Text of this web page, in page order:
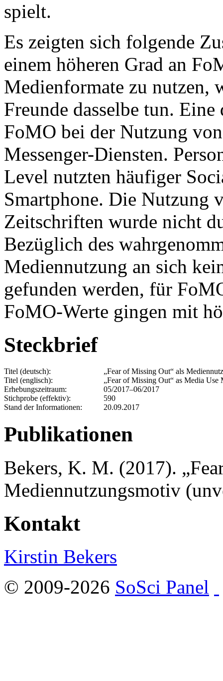
spielt.
Es zeigten sich folgende
einem höheren Grad an
Medienformate zu nutzen,
Freunde dasselbe tun.
FoMO bei der Nutzung
Messenger-Diensten.
Level nutzten häufiger
Smartphone. Die Nutzung
Zeitschriften wurde nicht
Bezüglich des
Mediennutzung an sich
gefunden werden, für
FoMO-Werte gingen mit
Steckbrief
Titel (deutsch):
„Fear of Missing Out“ als
Titel (englisch):
„Fear of Missing Out“ as Media Use
Erhebungszeitraum:
05/2017–06/2017
Stichprobe (effektiv):
590
Stand der Informationen:
20.09.2017
Publikationen
Bekers, K. M. (2017).
Mediennutzungsmotiv
Kontakt
Kirstin Bekers
© 2009-2026 SoSci Panel